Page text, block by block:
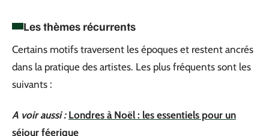
Les thèmes récurrents
Certains motifs traversent les époques et restent ancrés
dans la pratique des artistes. Les plus fréquents sont les
suivants :
A voir aussi : Londres à Noël : les essentiels pour un
séjour féerique